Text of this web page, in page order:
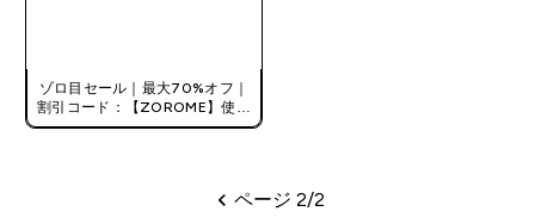
ゾロ目セール｜最大70%オフ｜
割引コード：【ZOROME】使用
で追加10%オフ！
ページ
ページ 2/2